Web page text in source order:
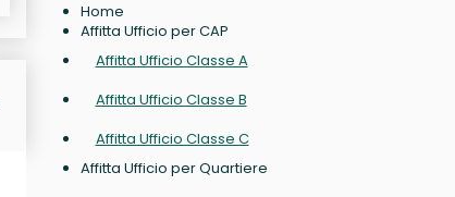
Home
Affitta Ufficio per CAP
Affitta Ufficio Classe A
Affitta Ufficio Classe B
Affitta Ufficio Classe C
Affitta Ufficio per Quartiere